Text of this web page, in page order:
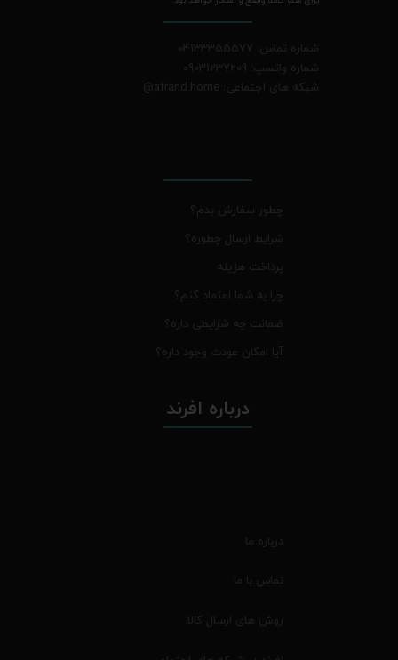
شماره تماس: 04133355577
شماره واتسپ: 09031237209
شبکه های اجتماعی: afrand.home
@
چطور سفارش بدم؟
شرایط ارسال چطوره؟
پرداخت هزینه
چرا به شما اعتماد کنم؟
ضمانت چه شرایطی داره؟
آیا امکان عودت وجود داره؟
درباره افرند
درباره ما
تماس با ما
روش های ارسال کالا